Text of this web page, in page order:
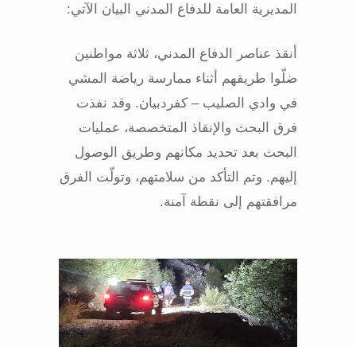
المديرية العامة للدفاع المدني البيان الآتي:
أنقذ عناصر الدفاع المدني، ثلاثة مواطنين
ضلّوا طريقهم أثناء ممارسة رياضة المشي
في وادي الصليب – كفردبيان. وقد نفذت
فرق البحث والإنقاذ المتخصصة، عمليات
البحث بعد تحديد مكانهم وطريق الوصول
إليهم. وتم التأكد من سلامتهم، وتولّت الفرق
مرافقتهم إلى نقطة آمنة.